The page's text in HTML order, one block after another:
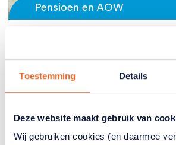
Toestemming Details
Deze website maakt gebruik van
Wij gebruiken cookies (en daarmee
Pensioen en AOW
Bezuinig niet verder
De overheid onderzoekt of er in
ANBO-PCOB zit, vindt bezuinigen
basisvoorziening een slecht idee.